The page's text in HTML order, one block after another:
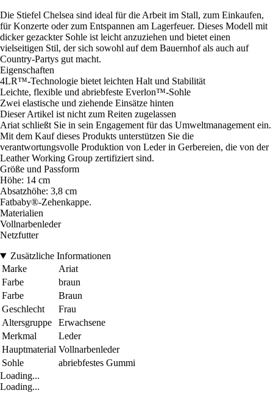
Die Stiefel Chelsea sind ideal für die Arbeit im Stall, zum Einkaufen,
für Konzerte oder zum Entspannen am Lagerfeuer. Dieses Modell mit
dicker gezackter Sohle ist leicht anzuziehen und bietet einen
vielseitigen Stil, der sich sowohl auf dem Bauernhof als auch auf
Country-Partys gut macht.
Eigenschaften
4LR™-Technologie bietet leichten Halt und Stabilität
Leichte, flexible und abriebfeste Everlon™-Sohle
Zwei elastische und ziehende Einsätze hinten
Dieser Artikel ist nicht zum Reiten zugelassen
Ariat schließt Sie in sein Engagement für das Umweltmanagement ein.
Mit dem Kauf dieses Produkts unterstützen Sie die
verantwortungsvolle Produktion von Leder in Gerbereien, die von der
Leather Working Group zertifiziert sind.
Größe und Passform
Höhe: 14 cm
Absatzhöhe: 3,8 cm
Fatbaby®-Zehenkappe.
Materialien
Vollnarbenleder
Netzfutter
Zusätzliche Informationen
Marke
Ariat
Farbe
braun
Farbe
Braun
Geschlecht
Frau
Altersgruppe
Erwachsene
Merkmal
Leder
Hauptmaterial Vollnarbenleder
Sohle
abriebfestes Gummi
Loading...
Loading...